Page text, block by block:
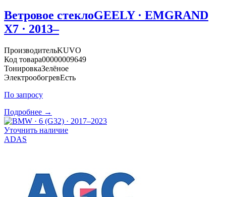
Ветровое стеклоGEELY · EMGRAND
X7 · 2013–
ПроизводительKUVO
Код товара00000009649
ТонировкаЗелёное
ЭлектрообогревЕсть
По запросу
Подробнее →
Уточнить наличие
ADAS